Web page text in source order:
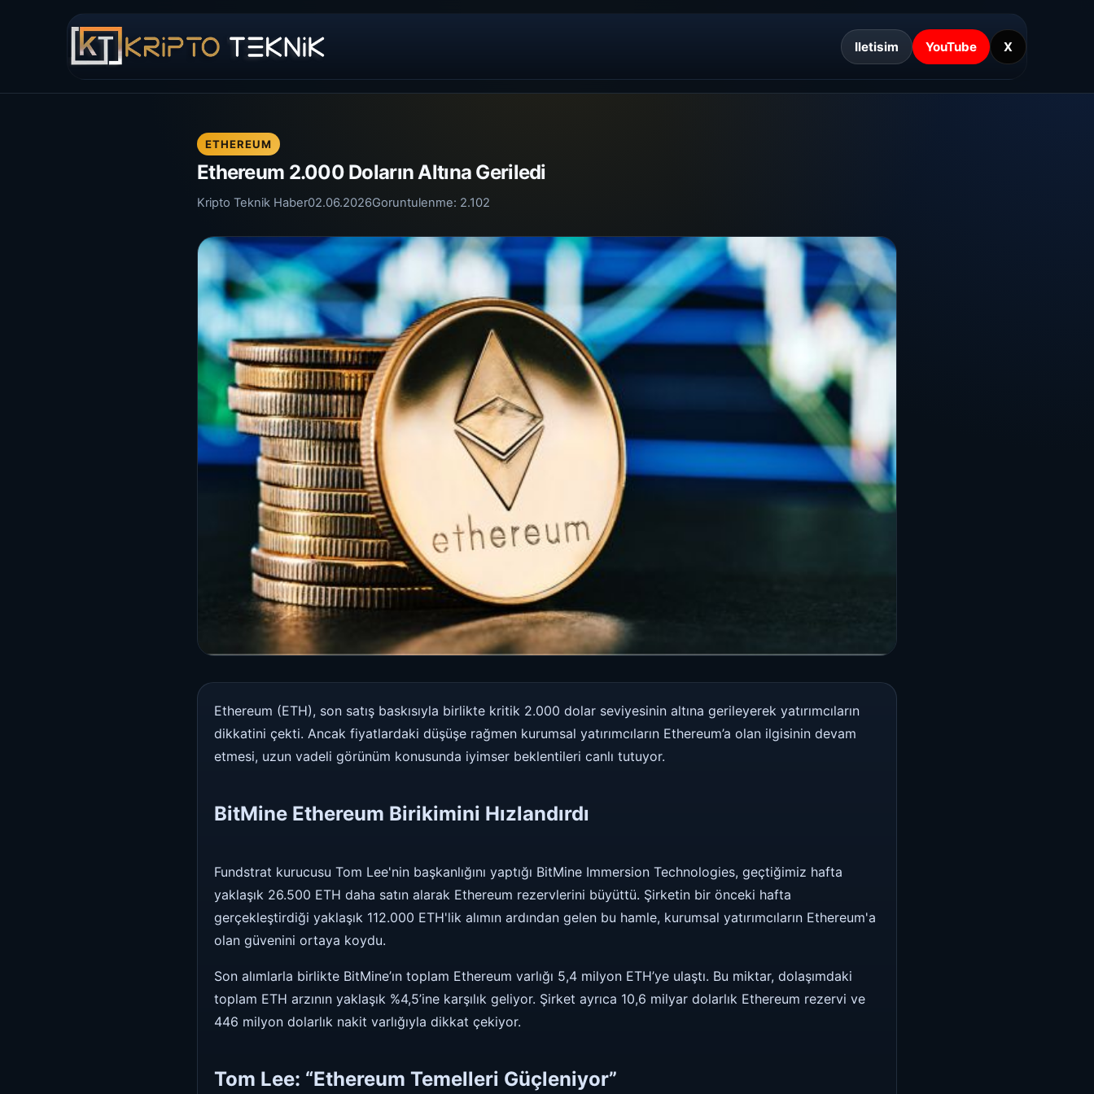
Iletisim YouTube X
ETHEREUM
Ethereum 2.000 Doların Altına Geriledi
Kripto Teknik Haber02.06.2026Goruntulenme: 2.102
Ethereum (ETH), son satış baskısıyla birlikte kritik 2.000 dolar seviyesinin altına gerileyerek yatırımcıların
dikkatini çekti. Ancak fiyatlardaki düşüşe rağmen kurumsal yatırımcıların Ethereum’a olan ilgisinin devam
etmesi, uzun vadeli görünüm konusunda iyimser beklentileri canlı tutuyor.
BitMine Ethereum Birikimini Hızlandırdı
Fundstrat kurucusu Tom Lee'nin başkanlığını yaptığı BitMine Immersion Technologies, geçtiğimiz hafta
yaklaşık 26.500 ETH daha satın alarak Ethereum rezervlerini büyüttü. Şirketin bir önceki hafta
gerçekleştirdiği yaklaşık 112.000 ETH'lik alımın ardından gelen bu hamle, kurumsal yatırımcıların Ethereum'a
olan güvenini ortaya koydu.
Son alımlarla birlikte BitMine’ın toplam Ethereum varlığı 5,4 milyon ETH’ye ulaştı. Bu miktar, dolaşımdaki
toplam ETH arzının yaklaşık %4,5’ine karşılık geliyor. Şirket ayrıca 10,6 milyar dolarlık Ethereum rezervi ve
446 milyon dolarlık nakit varlığıyla dikkat çekiyor.
Tom Lee: “Ethereum Temelleri Güçleniyor”